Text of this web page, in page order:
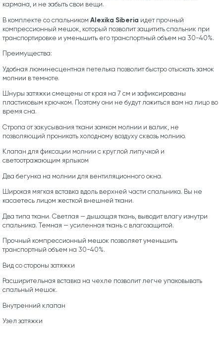
кармана, и не забыть свои вещи.
В комплекте со спальником Alexika Siberia идет прочный
компрессионный мешок, который позволит защитить спальник при
транспортировке и уменьшить его транспортный объем на 30-40%.
Преимущества:
Удобная люминесцентная петелька позволит быстро отыскать замок
молнии в темноте.
Шнуры затяжки смещены от края на 7 см и зафиксированы
пластиковым крючком. Поэтому они не будут ложиться вам на лицо во
время сна.
Стропа от закусывания ткани замком молнии и валик, не
позволяющий проникать холодному воздуху сквозь молнию.
Клапан для фиксации молнии с круглой липучкой и
светоотражающим ярлыком
Два бегунка на молнии для вентиляционного окна.
Широкая мягкая вставка вдоль верхней части спальника. Вы не
касаетесь лицом жесткой внешней ткани.
Два типа ткани. Светлая — дышащая ткань, выводит влагу изнутри
спальника. Темная — усиленная ткань с влагозащитой.
Прочный компрессионный мешок позволяет уменьшить
транспортный объем на 30-40%.
Вид со стороны затяжки
Расширительная вставка на чехле позволит легче упаковывать
спальный мешок.
Внутренний клапан
Узел затяжки